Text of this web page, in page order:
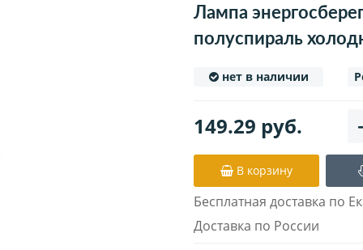
Лампа
полуспираль
нет в наличии
149.29 руб.
В корзину
Бесплатная доставка по
Доставка по России